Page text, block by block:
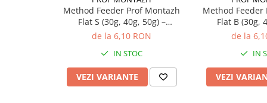
Compatibilitate Amestec
Nadă clasică de feeder,
Specii Țintă
Caras, Plătică, Mreană,
Gramaje Mici (30g - 50g):
Recomandate pentru
stătătoare adânci, monturi cu forfac scurt sau
Method Feeder Prof Montazh
Flat S (30g, 40g, 50g) –
Prezentare Perfectă
de la 6,10 RON
IN STOC
VEZI VARIANTE
Method Feeder
Flat B (30g,
de la
IN
VEZI